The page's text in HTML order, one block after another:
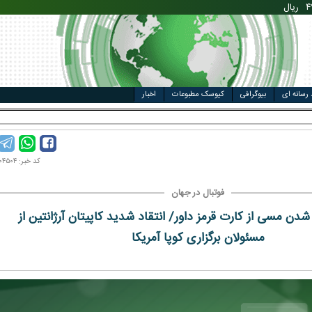
خودرو
رسانه ای بیوگرافی کیوسک مطبوعات اخبار
وز
کد خبر: ۹۸۰۴۰۴۵۰۴
فوتبال در جهان
مسی از کارت قرمز داور/ انتقاد شدید کاپیتان آرژانتین از
مسئولان برگزاری کوپا آمریکا